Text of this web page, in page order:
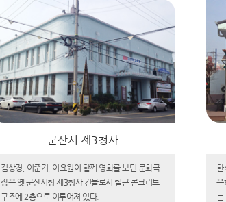
군산시 제3청사
김상경, 이준기, 이요원이 함께 영화를 보던 문화극
장은 옛 군산시청 제3청사 건물로서 철근 콘크리트
구조에 2층으로 이루어져 있다.
한
은
는